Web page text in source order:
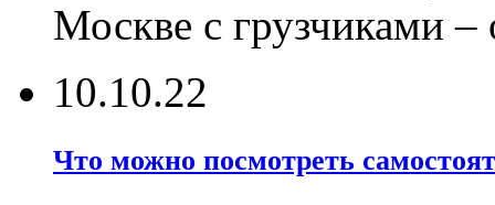
Москве с грузчиками
10.10.22
Что можно посмотреть